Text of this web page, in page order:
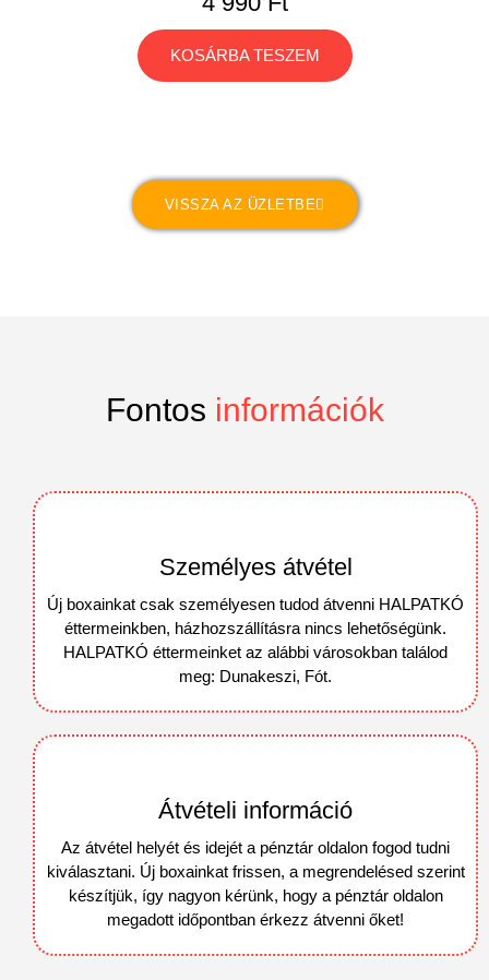
KOSÁRBA TESZEM
VISSZA AZ ÜZLETBE
Fontos információk
Személyes átvétel
Új boxainkat csak személyesen tudod átvenni HALPATKÓ
éttermeinkben, házhozszállításra nincs lehetőségünk.
HALPATKÓ éttermeinket az alábbi városokban találod
meg: Dunakeszi, Fót.
Átvételi információ
Az átvétel helyét és idejét a pénztár oldalon fogod tudni
kiválasztani. Új boxainkat frissen, a megrendelésed szerint
készítjük, így nagyon kérünk, hogy a pénztár oldalon
megadott időpontban érkezz átvenni őket!